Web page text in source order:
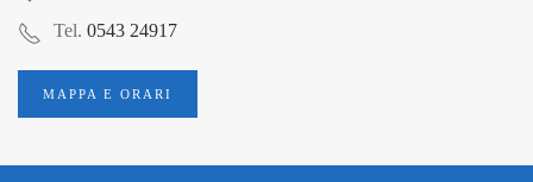
Tel. 0543 24917
MAPPA E ORARI